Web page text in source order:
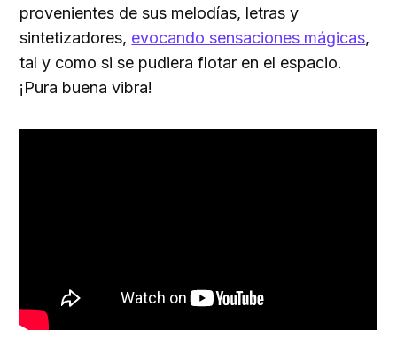
provenientes de sus melodías, letras y
sintetizadores, evocando sensaciones mágicas,
tal y como si se pudiera flotar en el espacio.
¡Pura buena vibra!